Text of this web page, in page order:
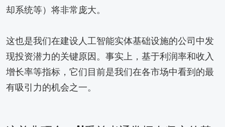
却系统等）将非常庞大。
这也是我们在建设人工智能实体基础设施的公司中发
现投资潜力的关键原因。事实上，基于利润率和收入
增长率等指标，它们目前是我们在各市场中看到的最
有吸引力的机会之一。